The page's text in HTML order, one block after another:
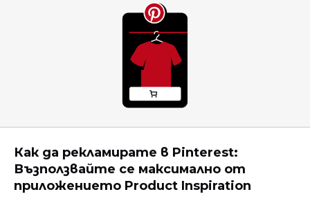
Как да рекламирате в Pinterest:
Възползвайте се максимално от
приложението Product Inspiration